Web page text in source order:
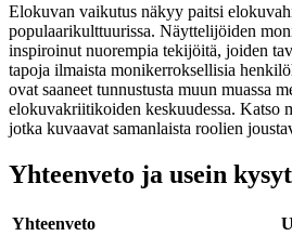
Elokuvan vaikutus näkyy paitsi
populaarikulttuurissa. Näyttelijöiden
inspiroinut nuorempia tekijöitä, joiden
tapoja ilmaista monikerroksellisia
ovat saaneet tunnustusta muun muassa
elokuvakriitikoiden keskuudessa. Katso
jotka kuvaavat samanlaista roolien
Yhteenveto ja usein
Yhteenveto